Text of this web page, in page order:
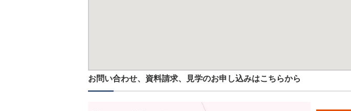
お問い合わせ、資料請求、見学のお申し込みはこちらから